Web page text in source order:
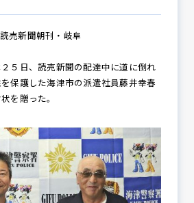
防犯セミナー
防犯対策情報
売新聞朝刊・岐阜
５日、読売新聞の配達中に道に倒れ
保護した海津市の派遣社員藤井幸春
を贈った。